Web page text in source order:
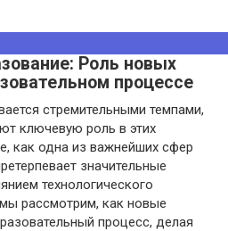
Роль новых
процессе
стремительными темпами,
ключевую роль в этих
как одна из важнейших сфер
значительные
технологического
рассмотрим, как новые
процесс, делая